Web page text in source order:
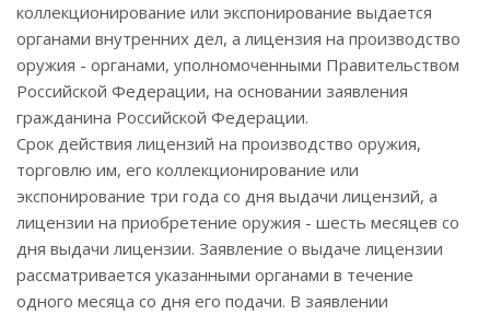
коллекционирование или экспонирование выдается
органами внутренних дел, а лицензия на производство
оружия - органами, уполномоченными Правительством
Российской Федерации, на основании заявления
гражданина Российской Федерации.
Срок действия лицензий на производство оружия,
торговлю им, его коллекционирование или
экспонирование три года со дня выдачи лицензий, а
лицензии на приобретение оружия - шесть месяцев со
дня выдачи лицензии. Заявление о выдаче лицензии
рассматривается указанными органами в течение
одного месяца со дня его подачи. В заявлении